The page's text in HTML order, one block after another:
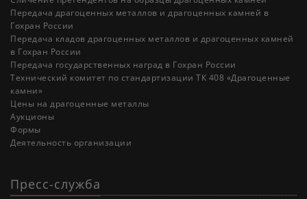
Передача драгоценных металлов и драгоценных камней в
Гохран России
Передача кладов драгоценных металлов и драгоценных камней
в Гохран России
Передача государственных наград в Гохран России
Технический комитет по стандартизации ТК 408 «Драгоценные
камни»
Цены на драгоценные металлы
Аукционы
Формы
Деятельность организации
Пресс-служба